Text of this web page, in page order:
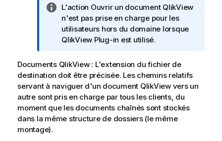
t
i
o
n
N
o
t
e
n
f
o
r
m
a
L'action Ouvrir un document QlikView
n'est pas prise en charge pour les
utilisateurs hors du domaine lorsque
QlikView Plug-in est utilisé.
Documents QlikView: L'extension du fichier de
destination doit être précisée. Les chemins relatifs
servant à naviguer d'un document QlikViewvers un
autre sont pris en charge par tous les clients, du
moment que les documents chaînés sont stockés
dans la même structure de dossiers (le même
montage).